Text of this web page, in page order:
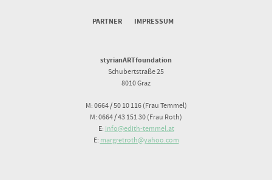
PARTNER IMPRESSUM
styrianARTfoundation
Schubertstraße 25
8010 Graz
M: 0664 / 50 10 116 (Frau Temmel)
M: 0664 / 43 151 30 (Frau Roth)
E: info@edith-temmel.at
E: margretroth@yahoo.com